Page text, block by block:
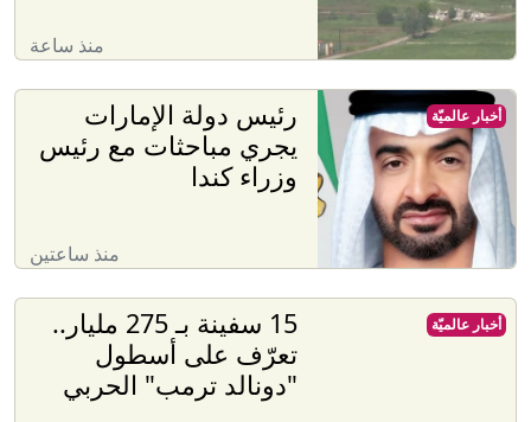
منذ ساعة
رئيس دولة الإمارات
يجري مباحثات مع رئيس
وزراء كندا
منذ ساعتين
أخبار عالميّة
15 سفينة بـ 275 مليار..
تعرّف على أسطول
"دونالد ترمب" الحربي
أخبار عالميّة